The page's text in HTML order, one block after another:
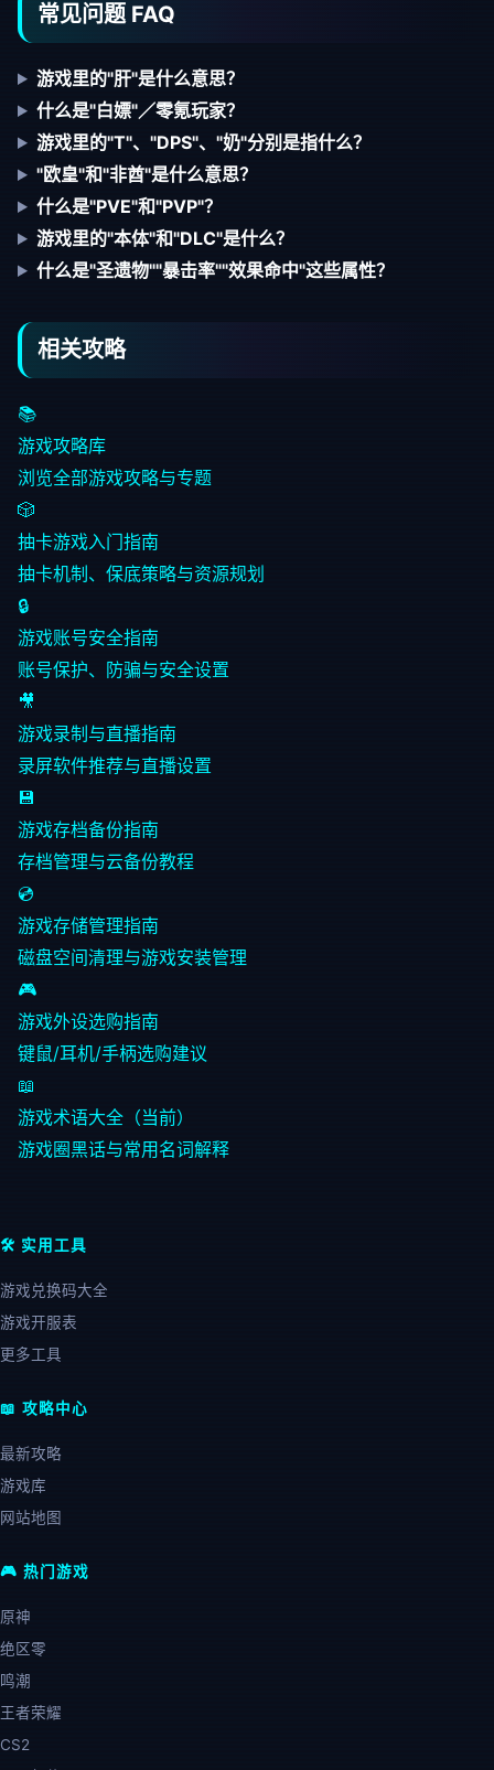
常见问题 FAQ
游戏里的"肝"是什么意思？
什么是"白嫖"／零氪玩家？
游戏里的"T"、"DPS"、"奶"分别是指什么？
"欧皇"和"非酋"是什么意思？
什么是"PVE"和"PVP"？
游戏里的"本体"和"DLC"是什么？
什么是"圣遗物""暴击率""效果命中"这些属性？
相关攻略
📚
游戏攻略库
浏览全部游戏攻略与专题
🎲
抽卡游戏入门指南
抽卡机制、保底策略与资源规划
🔒
游戏账号安全指南
账号保护、防骗与安全设置
🎥
游戏录制与直播指南
录屏软件推荐与直播设置
💾
游戏存档备份指南
存档管理与云备份教程
💿
游戏存储管理指南
磁盘空间清理与游戏安装管理
🎮
游戏外设选购指南
键鼠/耳机/手柄选购建议
📖
游戏术语大全（当前）
游戏圈黑话与常用名词解释
🛠️ 实用工具
游戏兑换码大全
游戏开服表
更多工具
📖 攻略中心
最新攻略
游戏库
网站地图
🎮 热门游戏
原神
绝区零
鸣潮
王者荣耀
CS2